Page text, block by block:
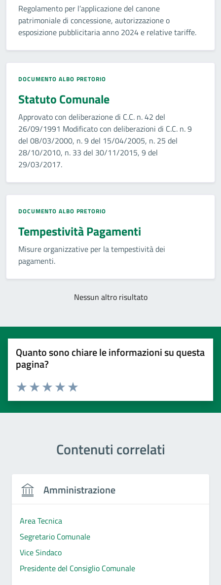
Regolamento per l’applicazione del canone
patrimoniale di concessione, autorizzazione o
esposizione pubblicitaria anno 2024 e relative tariffe.
DOCUMENTO ALBO PRETORIO
Statuto Comunale
Approvato con deliberazione di C.C. n. 42 del
26/09/1991 Modificato con deliberazioni di C.C. n. 9
del 08/03/2000, n. 9 del 15/04/2005, n. 25 del
28/10/2010, n. 33 del 30/11/2015, 9 del
29/03/2017.
DOCUMENTO ALBO PRETORIO
Tempestività Pagamenti
Misure organizzative per la tempestività dei
pagamenti.
Nessun altro risultato
Quanto sono chiare le informazioni su questa
pagina?
Valuta 5 stelle su 5
Valuta 4 stelle su 5
Valuta 3 stelle su 5
Valuta 2 stelle su 5
Valuta 1 stelle su 5
Contenuti correlati
Amministrazione
Area Tecnica
Segretario Comunale
Vice Sindaco
Presidente del Consiglio Comunale